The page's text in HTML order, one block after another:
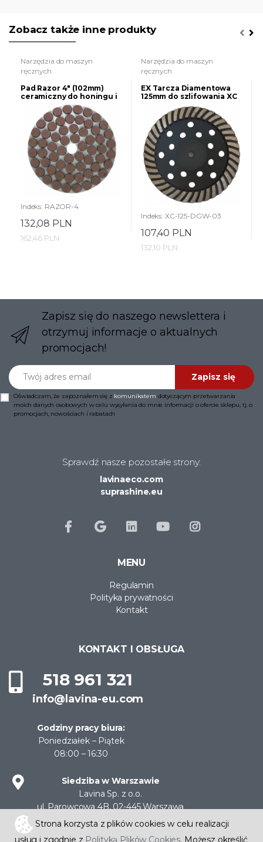
Strona korzysta z plików cookies w celu realizacji
usług i zgodnie z Polityką Plików Cookies. Możesz określić
Zobacz także inne produkty
Narzędzia do maszyn
ręcznych
Pad Razor 4" (102mm)
ceramiczny do honingu i
zacierania rys na betonie
Indeks: RAZOR-4
132,08 PLN
162,46 PLN
Narzędzia do maszyn
ręcznych
EX Tarcza Diamentowa
125mm do szlifowania XC
Turbocup DGW3 do
średnio twardego betonu
Indeks: XC-125-DGW-03
107,40 PLN
132,10 PLN
Zapisz się do naszego newslettera i
otrzymuj informacje o aktualnych
promocjach!
Twój adres email
Zapisz się
Oświadczam, że zapoznałem się z komunikatem dotyczącym przetwarzania
moich danych osobowych w celu wysyłania do mnie informacji o ofercie sklepu, tj. o
promocjach, nowościach i rabatach
Sprawdź nasze pozostałe strony:
lavinaeco.com
suprashine.eu
MENU
Regulamin
Polityka prywatności
Kontakt
KONTAKT I OBSŁUGA
518 961 321
info@lavina-eu.com
Godziny pracy biura:
Poniedziałek – Piątek
08:00 – 16:30
Siedziba w Warszawie
Lavina Sp. z o.o.
ul. Parowcowa 4B, 02-445 Warszawa
NIP: 522-30-11-204